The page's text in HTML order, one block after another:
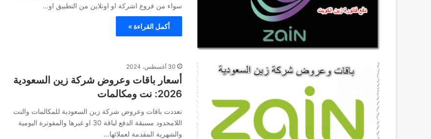
سواء من فروع اشركة او اونلاين من التطبيق او…
أكمل القراءة »
30 أغسطس، 2024
أسعار باقات وعروض شركة زين السعودية
2026: نت ومكالمات
تعددت باقات وعروض شركة زين السعودية للمكالمات والنت
اللامحدود مسبقة الدفع لباقة 30 او غيرها والمفوترة اليومية
والشهرية المقدمة لعملائها…